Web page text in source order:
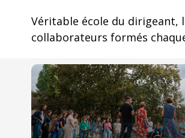
Véritable école du dirigeant,
collaborateurs formés